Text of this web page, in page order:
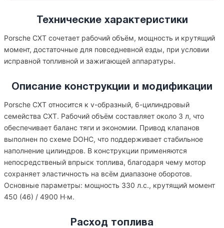
Технические характеристики
Porsche CXT сочетает рабочий объём, мощность и крутящий
момент, достаточные для повседневной езды, при условии
исправной топливной и зажигающей аппаратуры.
Описание конструкции и модификации
Porsche CXT относится к v-образный, 6-цилиндровый
семейства CXT. Рабочий объём составляет около 3 л, что
обеспечивает баланс тяги и экономии. Привод клапанов
выполнен по схеме DOHC, что поддерживает стабильное
наполнение цилиндров. В конструкции применяются
непосредственый впрыск топлива, благодаря чему мотор
сохраняет эластичность на всём диапазоне оборотов.
Основные параметры: мощность 330 л.с., крутящий момент
450 (46) / 4900 Н·м.
Расход топлива